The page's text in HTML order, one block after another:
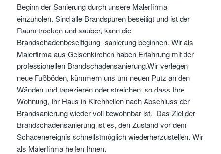
Beginn der Sanierung durch unsere Malerfirma
einzuholen. Sind alle Brandspuren beseitigt und ist der
Raum trocken und sauber, kann die
Brandschadenbeseitigung -sanierung beginnen. Wir als
Malerfirma aus Gelsenkirchen haben Erfahrung mit der
professionellen Brandschadensanierung.Wir verlegen
neue Fußböden, kümmern uns um neuen Putz an den
Wänden und tapezieren oder streichen, so dass Ihre
Wohnung, Ihr Haus in Kirchhellen nach Abschluss der
Brandsanierung wieder voll bewohnbar ist. Das Ziel der
Brandschadensanierung ist es, den Zustand vor dem
Schadenereignis schnellstmöglich wiederherzustellen. Wir
als Malerfirma helfen Ihnen.